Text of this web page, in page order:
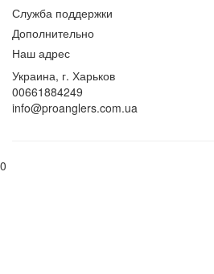
Служба поддержки
Дополнительно
Наш адрес
Украина, г. Харьков
00661884249
info@proanglers.com.ua
0